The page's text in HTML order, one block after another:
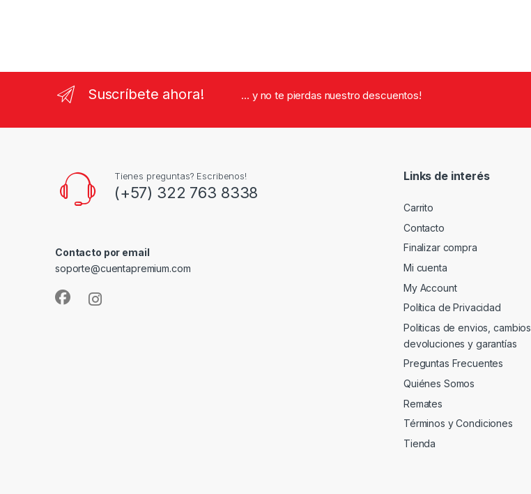
Suscríbete ahora! ... y no te pierdas nuestro descuentos!
Tienes preguntas? Escribenos!
(+57) 322 763 8338
Contacto por email
soporte@cuentapremium.com
Links de interés
Carrito
Contacto
Finalizar compra
Mi cuenta
My Account
Política de Privacidad
Politicas de envios, cambios,
devoluciones y garantías
Preguntas Frecuentes
Quiénes Somos
Remates
Términos y Condiciones
Tienda